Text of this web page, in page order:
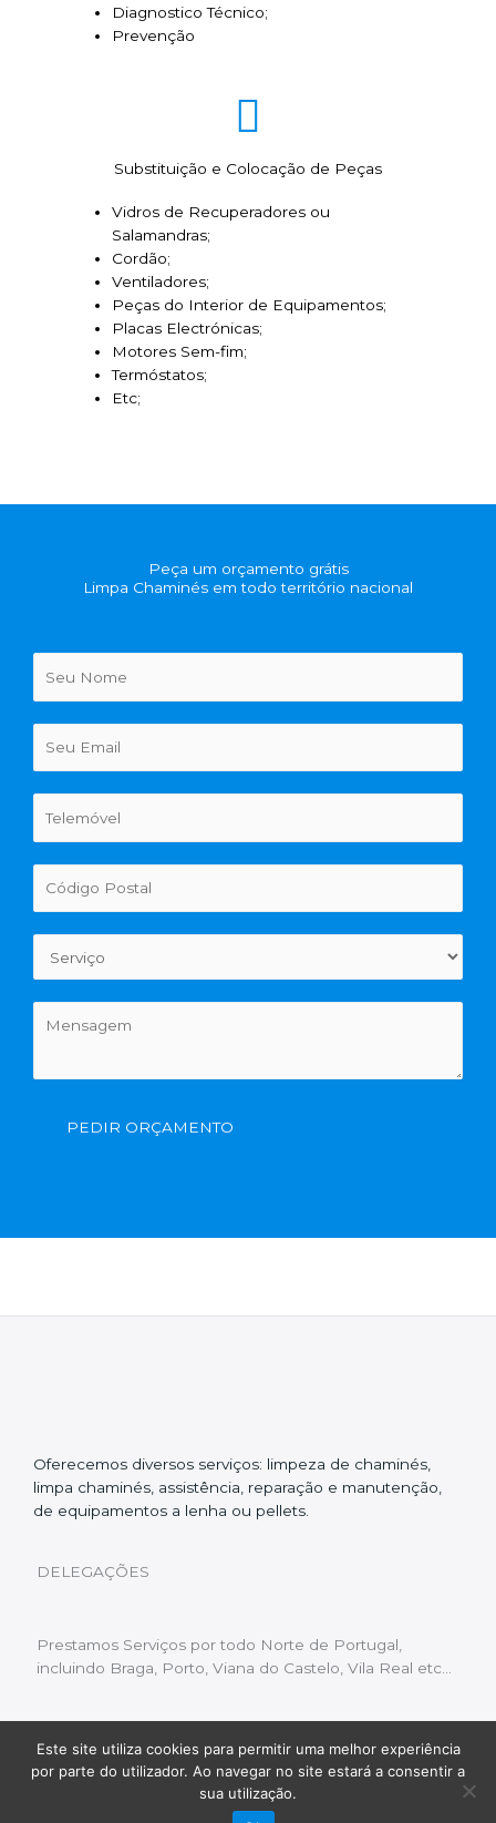
Diagnostico Técnico;
Prevenção
Substituição e Colocação de Peças
Vidros de Recuperadores ou
Salamandras;
Cordão;
Ventiladores;
Peças do Interior de Equipamentos;
Placas Electrónicas;
Motores Sem-fim;
Termóstatos;
Etc;
Peça um orçamento grátis
Limpa Chaminés em todo território nacional
PEDIR ORÇAMENTO
Oferecemos diversos serviços: limpeza de chaminés,
limpa chaminés, assistência, reparação e manutenção,
de equipamentos a lenha ou pellets.
DELEGAÇÕES
Prestamos Serviços por todo Norte de Portugal,
incluindo Braga, Porto, Viana do Castelo, Vila Real etc…
Livro de Reclamações | Política de Privacidade
Copyright © 2022 Limpeza Chaminés | Desenvolvido
Fluxo Digital – a inovar a web
Este site utiliza cookies para permitir uma melhor experiência
por parte do utilizador. Ao navegar no site estará a consentir a
sua utilização.